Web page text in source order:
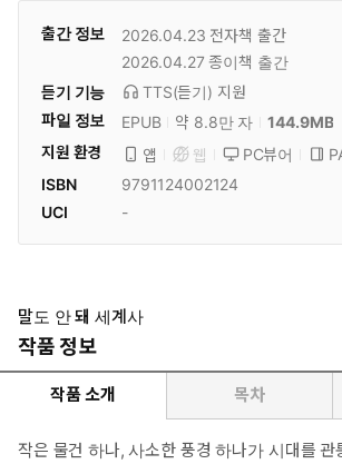
출간 정보 2026.04.23 전자책 출간
2026.04.27 종이책 출간
듣기 기능
TTS(듣기) 지원
파일 정보
EPUB 약 8.8만 자
144.9MB
지원 환경
앱 웹 PC뷰어
ISBN
9791124002124
UCI
-
말도 안 돼 세계사
작품 정보
작품 소개 목차
작은 물건 하나, 사소한 풍경 하나가 시대를 관